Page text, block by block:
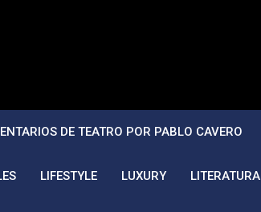
DE TEATRO POR PABLO CAVERO
LIFESTYLE LUXURY LITERATURA